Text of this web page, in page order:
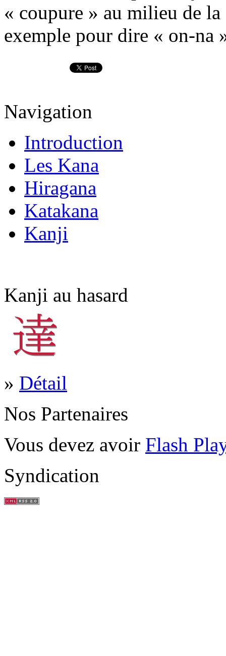
« coupure » au milieu de
exemple pour dire « on-na
Navigation
Introduction
Les Kana
Hiragana
Katakana
Kanji
Kanji au hasard
» Détail
Nos Partenaires
Vous devez avoir Flash
Syndication